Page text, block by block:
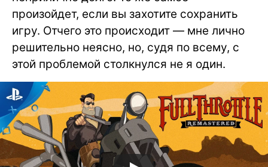
произойдет, если вы захотите сохранить
игру. Отчего это происходит — мне лично
решительно неясно, но, судя по всему, с
этой проблемой столкнулся не я один.